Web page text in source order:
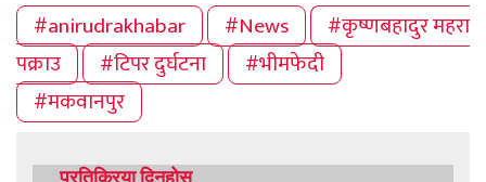
#anirudrakhabar #News
#कृष्णबहादुर महरा
पक्राउ
#टिपर दुर्घटना
#भीमफेदी
#मकवानपुर
प्रतिक्रिया दिनुहोस्